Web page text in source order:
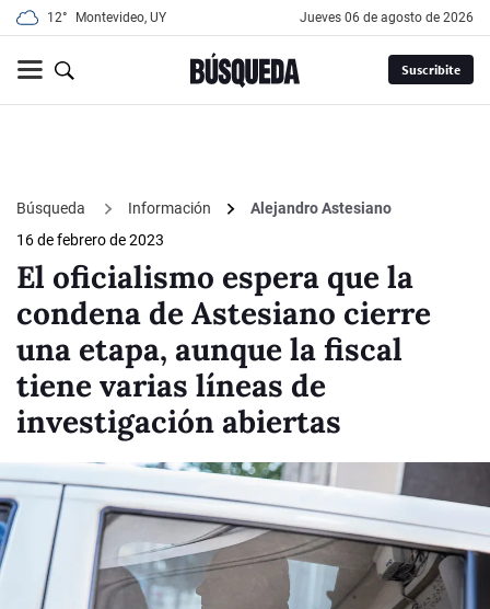
12° Montevideo, UY jueves 06 de agosto de 2026
Suscribite
Búsqueda Información
Alejandro Astesiano
16 de febrero de 2023
El oficialismo espera que la
condena de Astesiano cierre
una etapa, aunque la fiscal
tiene varias líneas de
investigación abiertas